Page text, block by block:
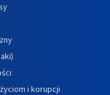
i korupcji